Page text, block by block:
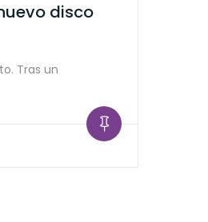
disco
Tras un